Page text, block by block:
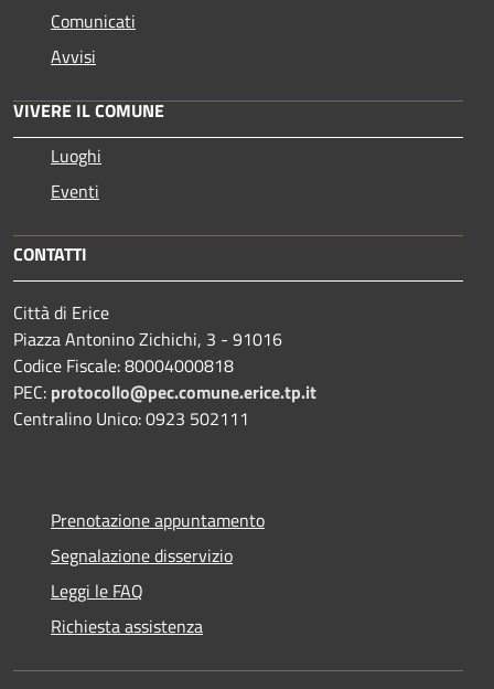
Comunicati
Avvisi
VIVERE IL COMUNE
Luoghi
Eventi
CONTATTI
Città di Erice
Piazza Antonino Zichichi, 3 - 91016
Codice Fiscale: 80004000818
PEC: protocollo@pec.comune.erice.tp.it
Centralino Unico: 0923 502111
Prenotazione appuntamento
Segnalazione disservizio
Leggi le FAQ
Richiesta assistenza